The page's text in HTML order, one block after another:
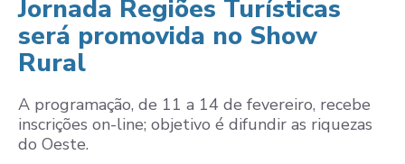
Jornada Regiões Turísticas
será promovida no Show
Rural
A programação, de 11 a 14 de fevereiro, recebe
inscrições on-line; objetivo é difundir as riquezas
do Oeste.